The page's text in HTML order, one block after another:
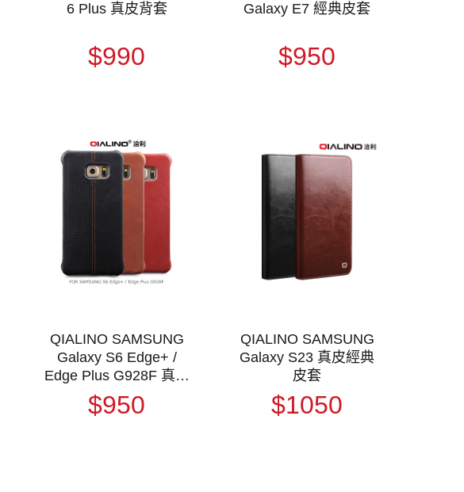
6 Plus 真皮背套
$990
Galaxy E7 經典皮套
$950
QIALINO SAMSUNG
Galaxy S6 Edge+ /
Edge Plus G928F 真皮
背套(縫線款)
$950
QIALINO SAMSUNG
Galaxy S23 真皮經典
皮套
$1050